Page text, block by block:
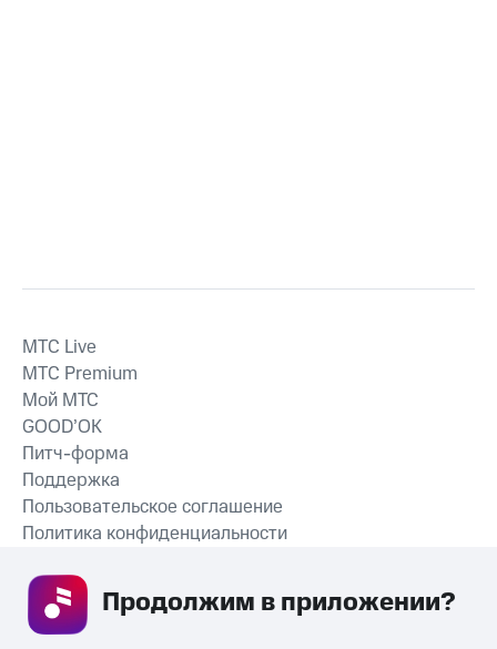
СКАЧАТЬ ПРИЛОЖЕНИЕ
MTС Live
MTС Premium
Мой МТС
GOOD’OK
Питч-форма
Поддержка
Пользовательское соглашение
Политика конфиденциальности